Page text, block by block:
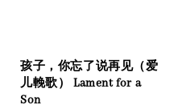
孩子，你忘了说再见（爱
儿輓歌） Lament for a
Son